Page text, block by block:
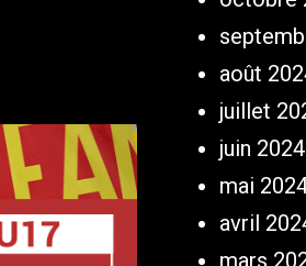
août
juillet
juin 2024
mai
avril
mars